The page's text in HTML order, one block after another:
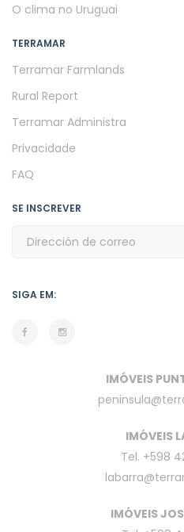
O clima no Uruguai
TERRAMAR
Terramar Farmlands
Rural Report
Terramar Administra
Privacidade
FAQ
SE INSCREVER
SIGA EM:
IMÓVEIS
IMÓVEIS
Tel. +598
IMÓVEIS